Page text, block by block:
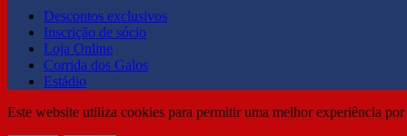
Descontos exclusivos
Inscrição de sócio
Loja Online
Corrida dos Galos
Estádio
Este website utiliza cookies para permitir uma melhor experiência